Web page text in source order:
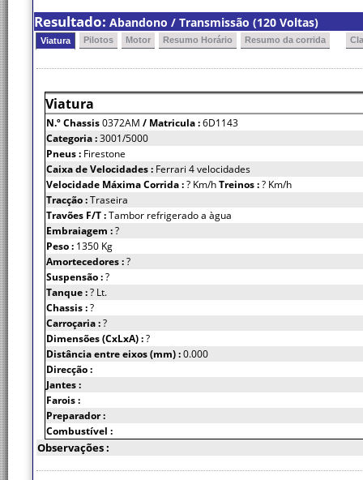
Resultado: Abandono / Transmissão (120 Voltas)
Viatura Pilotos Motor Resumo Horário Resumo da corrida
Viatura
N.º Chassis0372AM / Matricula :6D1143
Categoria :3001/5000
Pneus : Firestone
Caixa de Velocidades : Ferrari 4 velocidades
Velocidade Máxima Corrida :? Km/hTreinos :? Km/h
Tracção :Traseira
Travões F/T :Tambor refrigerado a àgua
Embraiagem :?
Peso : 1350 Kg
Amortecedores :?
Suspensão :?
Tanque :? Lt.
Chassis :?
Carroçaria :?
Dimensões (CxLxA) :?
Distância entre eixos (mm) :0.000
Direcção :
Jantes :
Farois :
Preparador :
Combustível :
Observações :